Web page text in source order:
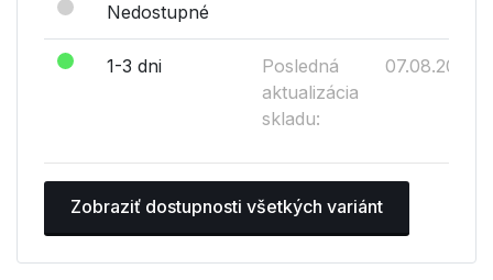
Nedostupné
1-3 dni
Posledná
aktualizácia
skladu:
07.08.2026
Zobraziť dostupnosti všetkých variánt